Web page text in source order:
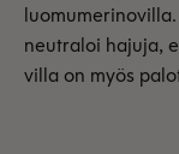
neutraloi hajuja,
villa on myös